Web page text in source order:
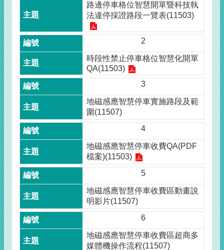
路邊停車格位智慧開單暨科技執
法違停採證路段一覽表(11503)
2
時段性禁止停車格位智慧化開單
QA(11503)
3
地磁感應智慧停車實施路段及範
圍(11507)
4
地磁感應智慧停車收費QA(PDF
檔案)(11503)
5
地磁感應智慧停車收費區動畫說
明影片(11507)
6
地磁感應智慧停車收費區超商多
媒體機操作流程(11507)